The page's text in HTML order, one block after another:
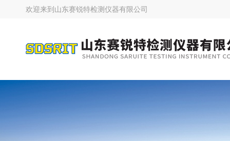
欢迎来到 山东赛锐特检测仪器有限公司